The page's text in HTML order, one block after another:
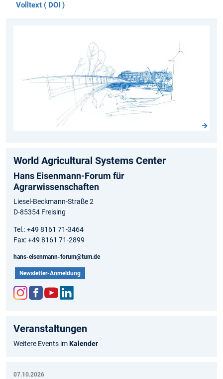
Volltext ( DOI )
World Agricultural Systems Center
Hans Eisenmann-Forum für
Agrarwissenschaften
Liesel-Beckmann-Straße 2
D-85354 Freising
Tel.: +49 8161 71-3464
Fax: +49 8161 71-2899
hans-eisenmann-forum@tum.de
Newsletter-Anmeldung
am
ok
e
Veranstaltungen
Weitere Events imKalender
07.10.2026